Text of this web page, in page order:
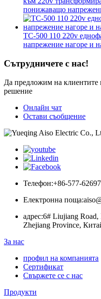
понижаващо
TC-500 110 220v
напрежение нагоре и
Сътрудничете с нас!
Да предложим на клиентите
решение
Онлайн чат
Остави съобщение
Телефон:+86-577-
Електронна поща:
адрес:6# Liujiang Road,
Zhejiang Province,
За нас
профил на компанията
Сертификат
Свържете се с нас
Продукти